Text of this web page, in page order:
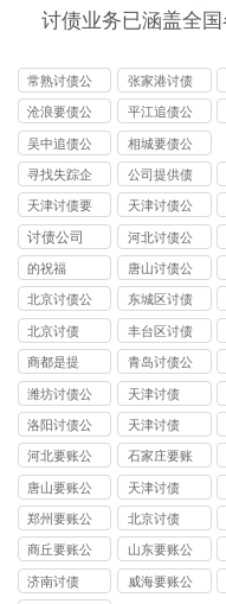
讨债业务已涵盖全
常熟讨债公
司
张家港讨债
公司
沧浪要债公
司
平江追债公
司
吴中追债公
司
相城要债公
司
寻找失踪企
业和个人
公司提供债
务追讨
天津讨债要
账公司
天津讨债公
司
讨债公司
河北讨债公
司
的祝福
唐山讨债公
司
北京讨债公
司
东城区讨债
公司
北京讨债
丰台区讨债
公司
商都是提
青岛讨债公
司
潍坊讨债公
司
天津讨债
洛阳讨债公
司
天津讨债
河北要账公
司
石家庄要账
公司
唐山要账公
司
天津讨债
郑州要账公
司
北京讨债
商丘要账公
司
山东要账公
司
济南讨债
威海要账公